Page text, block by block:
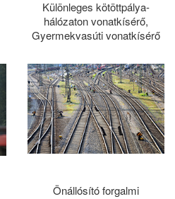
Különleges kötöttpálya-
hálózaton vonatkísérő,
Gyermekvasúti vonatkísérő
Önállósító forgalmi